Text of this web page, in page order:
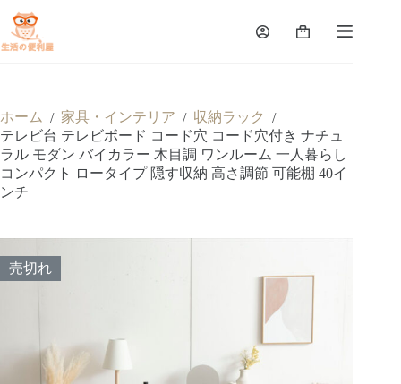
ホーム / 家具・インテリア / 収納ラック
/
テレビ台 テレビボード コード穴 コード穴付き ナチュ
ラル モダン バイカラー 木目調 ワンルーム 一人暮らし
コンパクト ロータイプ 隠す収納 高さ調節 可能棚 40イ
ンチ
売切れ